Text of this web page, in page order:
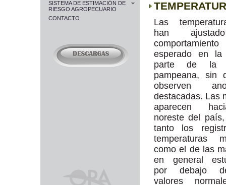
SISTEMA DE ESTIMACIÓN DE
RIESGO AGROPECUARIO
CONTACTO
Las
han
comportamiento
esperado en la
parte de la
pampeana, sin
observen
destacadas. Las
aparecen
noreste del
tanto los
temperaturas
como el de las
en general
por debajo
valores